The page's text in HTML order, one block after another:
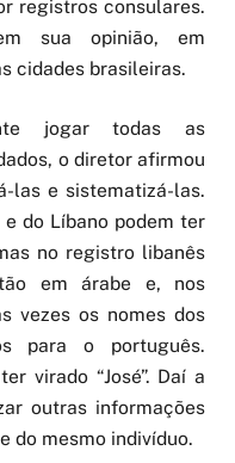
registros consulares.
sua opinião, em
cidades brasileiras.
jogar todas as
o diretor afirmou
las e sistematizá-las.
do Líbano podem ter
no registro libanês
em árabe e, nos
vezes os nomes dos
para o português.
virado “José”. Daí a
outras informações
do mesmo indivíduo.